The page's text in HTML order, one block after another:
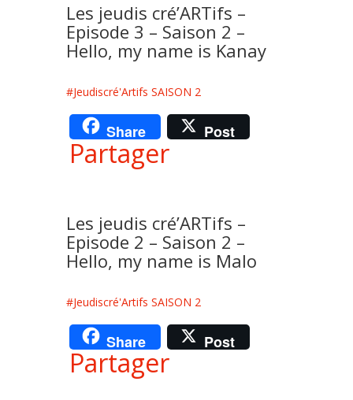
Les jeudis cré’ARTifs –
Episode 3 – Saison 2 –
Hello, my name is Kanay
#Jeudiscré'Artifs SAISON 2
Share Post
Partager
Les jeudis cré’ARTifs –
Episode 2 – Saison 2 –
Hello, my name is Malo
#Jeudiscré'Artifs SAISON 2
Share Post
Partager